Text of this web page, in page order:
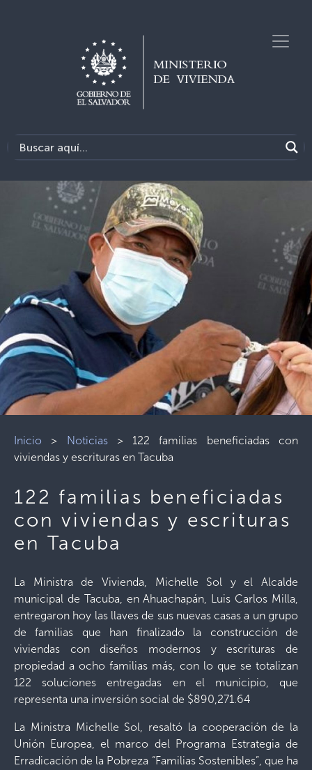
Inicio > Noticias> 122 familias beneficiadas con
viviendas y escrituras en Tacuba
122 familias beneficiadas
con viviendas y escrituras
en Tacuba
La Ministra de Vivienda, Michelle Sol y el Alcalde
municipal de Tacuba, en Ahuachapán, Luis Carlos Milla,
entregaron hoy las llaves de sus nuevas casas a un grupo
de familias que han finalizado la construcción de
viviendas con diseños modernos y escrituras de
propiedad a ocho familias más, con lo que se totalizan
122 soluciones entregadas en el municipio, que
representa una inversión social de $890,271.64
La Ministra Michelle Sol, resaltó la cooperación de la
Unión Europea, el marco del Programa Estrategia de
Erradicación de la Pobreza “Familias Sostenibles”, que ha